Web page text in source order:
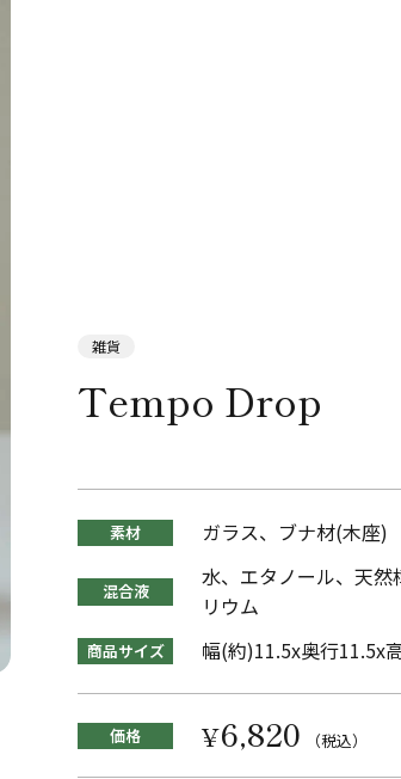
雑貨
Tempo Drop
素材 ガラス、ブナ材(木座)
混合液
水、エタノール、天然
リウム
商品サイズ 幅(約)11.5x奥行11.5x
価格 ¥6,820 （税込）